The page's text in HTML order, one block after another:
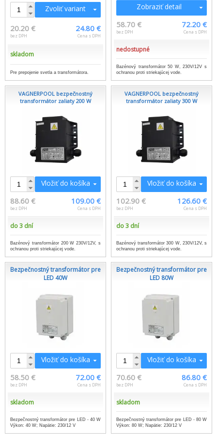
Zvoliť variant
20.20 €
bez DPH
24.80 €
Cena s DPH
skladom
Pre prepojenie svetla a transformátora.
Zobraziť detail
58.70 €
bez DPH
72.20 €
Cena s DPH
nedostupné
Bazénový transformátor 50 W, 230V/12V s
ochranou proti striekajúcej vode.
VAGNERPOOL bezpečnostný
transformátor zaliaty 200 W
Vložiť do košíka
88.60 €
bez DPH
109.00 €
Cena s DPH
do 3 dní
Bazénový transformátor 200 W 230V/12V, s
ochranou proti striekajúcej vode.
VAGNERPOOL bezpečnostný
transformátor zaliaty 300 W
Vložiť do košíka
102.90 €
bez DPH
126.60 €
Cena s DPH
do 3 dní
Bazénový transformátor 300 W, 230V/12V, s
ochranou proti striekajúcej vode.
Bezpečnostný transformátor pre
LED 40W
Vložiť do košíka
58.50 €
bez DPH
72.00 €
Cena s DPH
skladom
Bezpečnostný transformátor pre LED - 40 W
Výkon: 40 W; Napätie: 230/12 V
Bezpečnostný transformátor pre
LED 80W
Vložiť do košíka
70.60 €
bez DPH
86.80 €
Cena s DPH
skladom
Bezpečnostný transformátor pre LED - 80 W
Výkon: 80 W; Napätie: 230/12 V